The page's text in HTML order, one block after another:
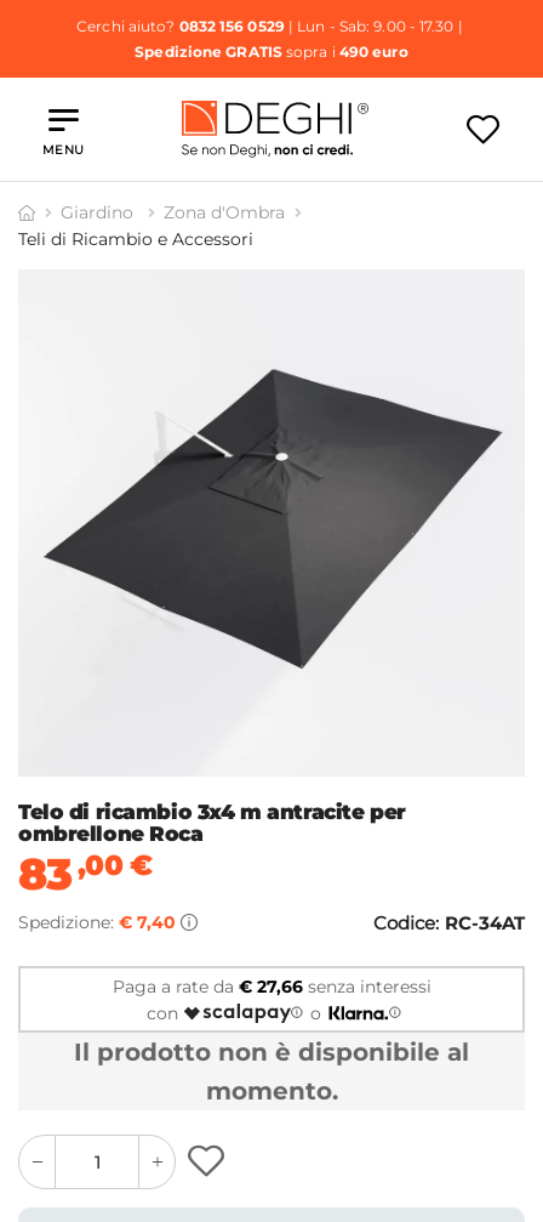
Cerchi aiuto? 0832 156 0529| Lun - Sab: 9.00 - 17.30 |
Spedizione GRATISsopra i 490 euro
MENU
Giardino
Zona d'Ombra
Teli di Ricambio e Accessori
Telo di ricambio 3x4 m antracite per
ombrellone Roca
83,00€
Spedizione: € 7,40 Codice: RC-34AT
Paga a rate da € 27,66senza interessi
con
o
Il prodotto non è disponibile al
momento.
quantity
button
quantity
minus
button